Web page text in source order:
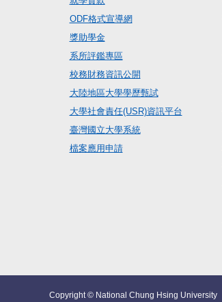
ODF格式宣導網
獎助學金
系所評鑑專區
校務財務資訊公開
大陸地區大學學歷甄試
大學社會責任(USR)資訊平台
臺灣國立大學系統
檔案應用申請
Copyright © National Chung Hsing University